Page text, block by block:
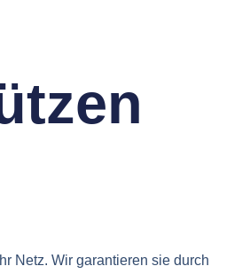
Netz. Wir garantieren sie durch